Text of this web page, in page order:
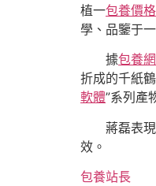
植一包養價格
學、品鑒于
據包養
折成的千紙
軟體”系列產
蔣磊表
效。
包養站長